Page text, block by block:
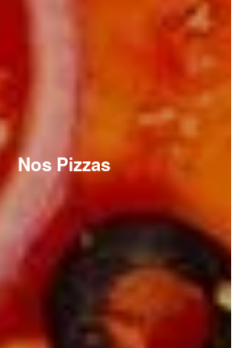
Nos Pizzas